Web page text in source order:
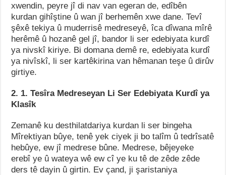
xwendin, peyre jî di nav van egeran de, edîbên
kurdan gihîştine û wan jî berhemên xwe dane. Tevî
şêxê tekiya û muderrisê medreseyê, îca dîwana mîrê
herêmê û hozanê gel jî, bandor li ser edebiyata kurdî
ya nivskî kiriye. Bi domana demê re, edebiyata kurdî
ya nivîskî, li ser kartêkirina van hêmanan teşe û dirûv
girtiye.
2. 1. Tesîra Medreseyan Li Ser Edebiyata Kurdî ya
Klasîk
Zemanê ku desthilatdariya kurdan li ser bingeha
Mîrektiyan bûye, tenê yek ciyek ji bo talîm û tedrîsatê
hebûye, ew jî medrese bûne. Medrese, bêjeyeke
erebî ye û wateya wê ew cî ye ku tê de zêde zêde
ders tê dayin û girtin. Ev çand, ji şaristaniya